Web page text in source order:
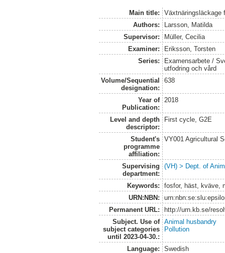
Main title:
Växtnäringsläckage
Authors:
Larsson, Matilda
Supervisor:
Müller, Cecilia
Examiner:
Eriksson, Torsten
Series:
Examensarbete /
utfodring och vård
Volume/Sequential
designation:
638
Year of
Publication:
2018
Level and depth
descriptor:
First cycle, G2E
Student's
programme
affiliation:
VY001 Agricultural
Supervising
department:
(VH) > Dept. of
Keywords:
fosfor, häst, kväve,
URN:NBN:
Permanent URL:
http://urn.kb.se/
Subject. Use of
subject categories
until 2023-04-30.:
Animal husbandry
Pollution
Language:
Swedish